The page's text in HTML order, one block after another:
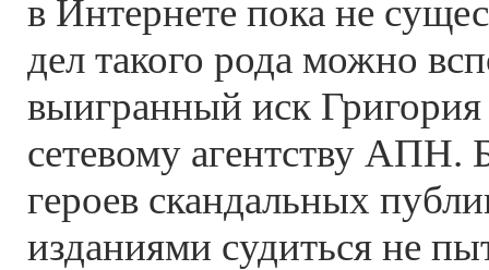
в Интернете пока не
дел такого рода можно
выигранный иск
сетевому агентству АПН.
героев скандальных
изданиями судиться не